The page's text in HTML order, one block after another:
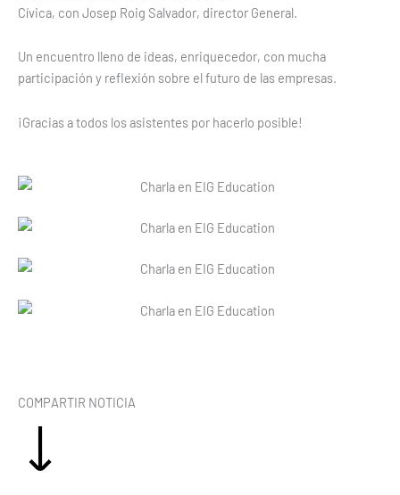
Cívica, con Josep Roig Salvador, director General.
Un encuentro lleno de ideas, enriquecedor, con mucha
participación y reflexión sobre el futuro de las empresas.
¡Gracias a todos los asistentes por hacerlo posible!
COMPARTIR NOTICIA